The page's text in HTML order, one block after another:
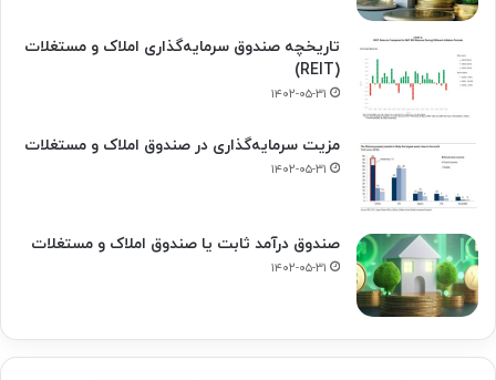
تاریخچه صندوق سرمایه‌گذاری املاک و مستغلات
(REIT)
۱۴۰۲-۰۵-۳۱
مزیت سرمایه‌گذاری در صندوق املاک و مستغلات
۱۴۰۲-۰۵-۳۱
صندوق درآمد ثابت یا صندوق املاک و مستغلات
۱۴۰۲-۰۵-۳۱